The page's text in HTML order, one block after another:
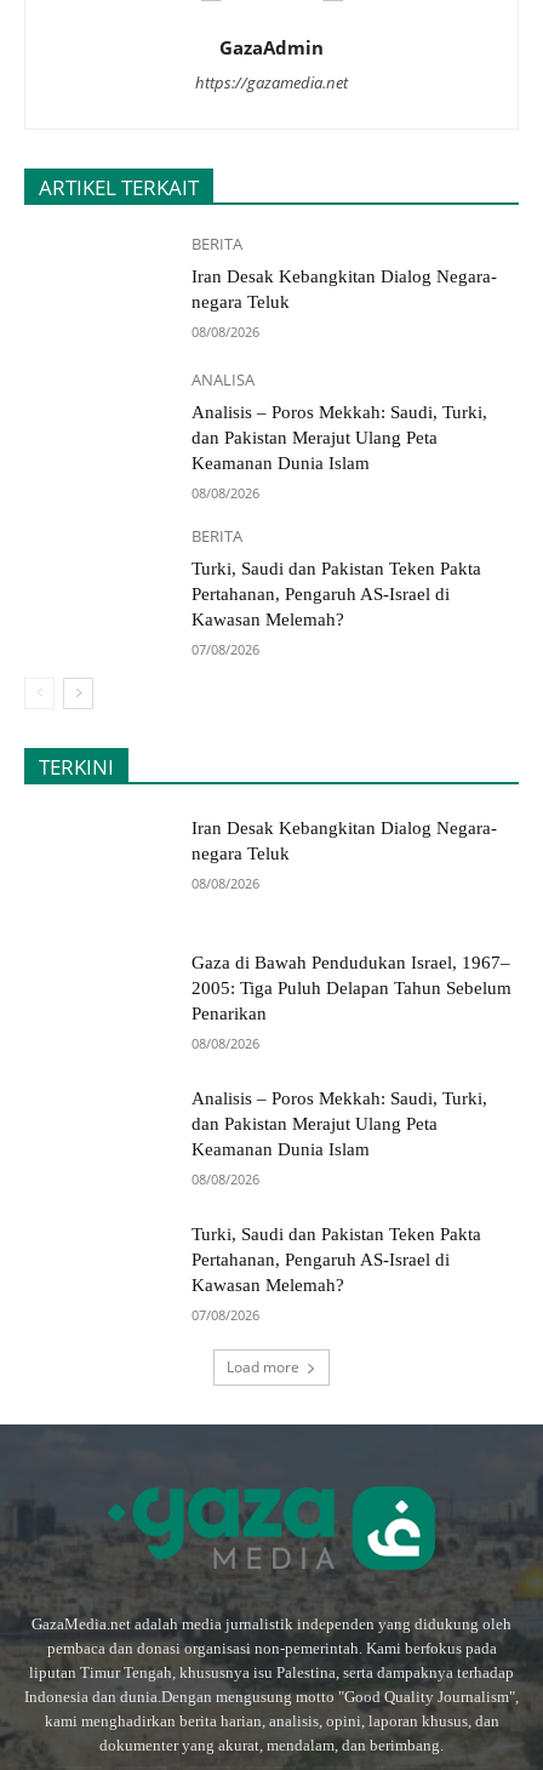
GazaAdmin
https://gazamedia.net
ARTIKEL TERKAIT
BERITA
Iran Desak Kebangkitan Dialog Negara-
negara Teluk
08/08/2026
ANALISA
Analisis – Poros Mekkah: Saudi, Turki,
dan Pakistan Merajut Ulang Peta
Keamanan Dunia Islam
08/08/2026
BERITA
Turki, Saudi dan Pakistan Teken Pakta
Pertahanan, Pengaruh AS-Israel di
Kawasan Melemah?
07/08/2026
TERKINI
Iran Desak Kebangkitan Dialog Negara-
negara Teluk
08/08/2026
Gaza di Bawah Pendudukan Israel, 1967–
2005: Tiga Puluh Delapan Tahun Sebelum
Penarikan
08/08/2026
Analisis – Poros Mekkah: Saudi, Turki,
dan Pakistan Merajut Ulang Peta
Keamanan Dunia Islam
08/08/2026
Turki, Saudi dan Pakistan Teken Pakta
Pertahanan, Pengaruh AS-Israel di
Kawasan Melemah?
07/08/2026
Load more
GazaMedia.net adalah media jurnalistik independen yang didukung oleh
pembaca dan donasi organisasi non-pemerintah. Kami berfokus pada
liputan Timur Tengah, khususnya isu Palestina, serta dampaknya terhadap
Indonesia dan dunia.Dengan mengusung motto "Good Quality Journalism",
kami menghadirkan berita harian, analisis, opini, laporan khusus, dan
dokumenter yang akurat, mendalam, dan berimbang.